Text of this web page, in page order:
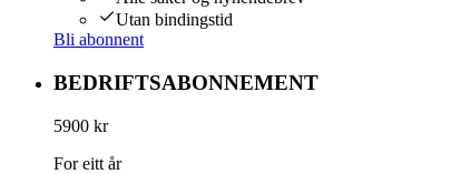
Utan bindingstid
Bli abonnent
BEDRIFTSABONNEMENT
5900 kr
For eitt år